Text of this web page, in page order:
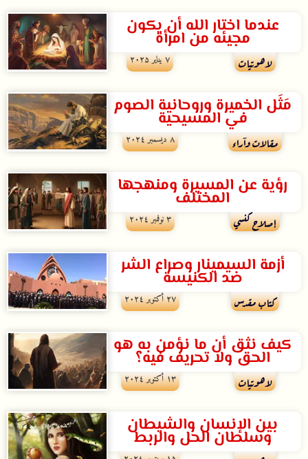
عندما اختار الله أن يكون
مجيئه من امرأة
لاهوتيات ۷ يناير ۲۰۲۵
مَثَل الخميرة وروحانية الصوم
في المسيحية
مقالات وآراء ۸ ديسمبر ۲۰۲٤
رؤية عن المسيرة ومنهجها
المختلف
إصلاح كنسي ۳ نوفمبر ۲۰۲٤
أزمة السيمينار وصراع الشر
ضد الكنيسة
كتاب مقدس ۲۷ أكتوبر ۲۰۲٤
كيف نثق أن ما نؤمن به هو
الحق ولا تحريف فيه؟
لاهوتيات ۱۳ أكتوبر ۲۰۲٤
بين الإنسان والشيطان
وسلطان الحل والربط